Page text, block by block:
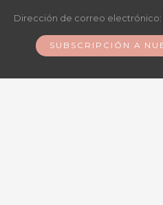
Dirección de correo electrónico: